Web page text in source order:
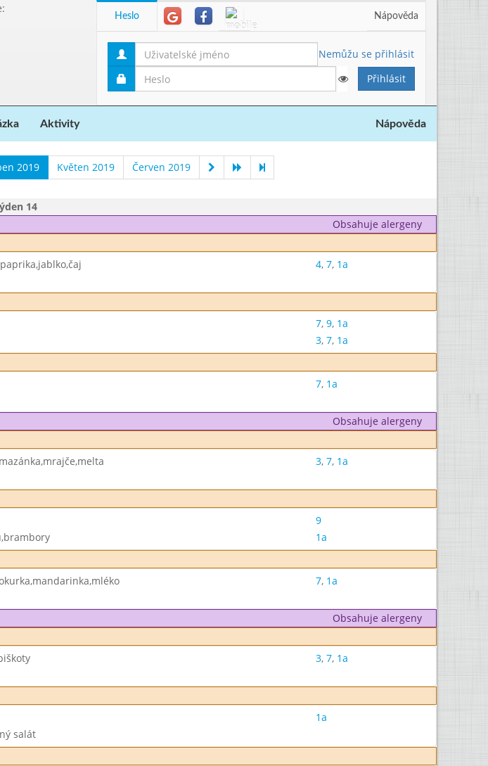
Heslo Nápověda
Nemůžu se přihlásit
Aktivity Nápověda
2019 Květen 2019 Červen 2019
14
Obsahuje alergeny
4, 7, 1a
7, 9, 1a
3, 7, 1a
7, 1a
Obsahuje alergeny
3, 7, 1a
9
1a
7, 1a
Obsahuje alergeny
3, 7, 1a
1a
salát